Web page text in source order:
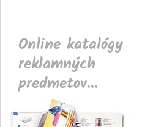
Online katalógy
reklamných
predmetov...